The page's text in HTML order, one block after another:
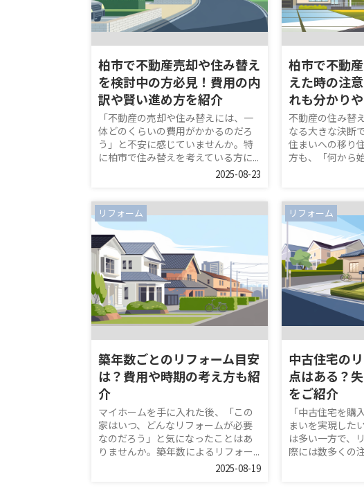
柏市で不動産売却や住み替え
を検討中の方必見！費用の内
訳や賢い進め方を紹介
「不動産の売却や住み替えには、一
体どのくらいの費用がかかるのだろ
う」と不安に感じていませんか。特
に柏市で住み替えを考えている方に...
2025-08-23
柏市で不動
えた時の注
れも分かり
不動産の住み替
なる大きな決断
住まいへの移り
方も、「何から
リフォーム
築年数ごとのリフォーム目安
は？費用や時期の考え方も紹
介
マイホームを手に入れた後、「この
家はいつ、どんなリフォームが必要
なのだろう」と気になったことはあ
りませんか。築年数によるリフォー...
2025-08-19
リフォーム
中古住宅の
点はある？
をご紹介
「中古住宅を購
まいを実現した
は多い一方で、
際には数多くの